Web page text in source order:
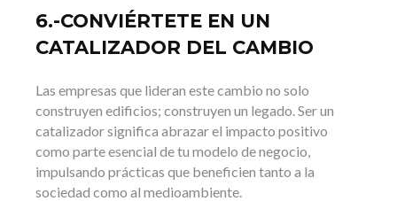
6.-CONVIÉRTETE EN UN
CATALIZADOR DEL CAMBIO
Las empresas que lideran este cambio no solo
construyen edificios; construyen un legado. Ser un
catalizador significa abrazar el impacto positivo
como parte esencial de tu modelo de negocio,
impulsando prácticas que beneficien tanto a la
sociedad como al medioambiente.